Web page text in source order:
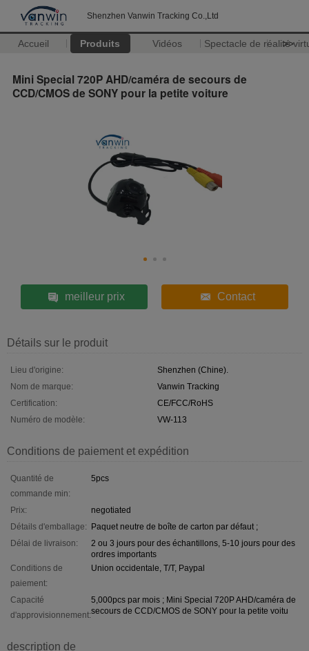
Shenzhen Vanwin Tracking Co.,Ltd
Accueil Produits Vidéos Spectacle de réalité
>>
Mini Special 720P AHD/caméra de secours de
CCD/CMOS de SONY pour la petite voiture
meilleur prix Contact
Détails sur le produit
Lieu d'origine:
Shenzhen (Chine).
Nom de marque:
Vanwin Tracking
Certification:
CE/FCC/RoHS
Numéro de modèle:
VW-113
Conditions de paiement et expédition
Quantité de
commande min:
5pcs
Prix:
negotiated
Détails d'emballage: Paquet neutre de boîte de carton par défaut ;
Délai de livraison:
2 ou 3 jours pour des échantillons, 5-10 jours pour des
ordres importants
Conditions de
paiement:
Union occidentale, T/T, Paypal
Capacité
d'approvisionnement:
5,000pcs par mois ; Mini Special 720P AHD/caméra de
secours de CCD/CMOS de SONY pour la petite voitu
description de